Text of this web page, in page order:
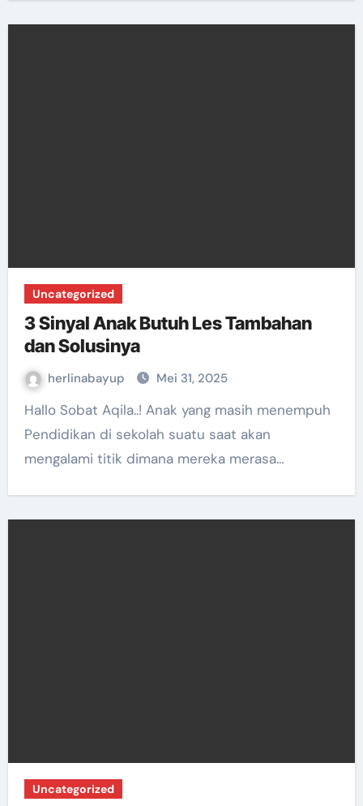
Uncategorized
3 Sinyal Anak Butuh Les Tambahan
dan Solusinya
herlinabayup Mei 31, 2025
Hallo Sobat Aqila..! Anak yang masih menempuh
Pendidikan di sekolah suatu saat akan
mengalami titik dimana mereka merasa…
Uncategorized